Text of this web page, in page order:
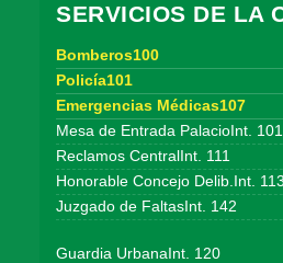
SERVICIOS DE LA
Bomberos100
Policía101
Emergencias Médicas107
Mesa de Entrada PalacioInt. 101
Reclamos CentralInt. 111
Honorable Concejo Delib.Int. 113
Juzgado de FaltasInt. 142
Guardia UrbanaInt. 120